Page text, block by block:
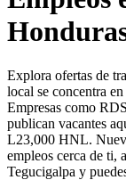
Explora ofertas de
local se concentra
Empresas como
publican vacantes
L23,000 HNL.
empleos cerca de ti,
Tegucigalpa y